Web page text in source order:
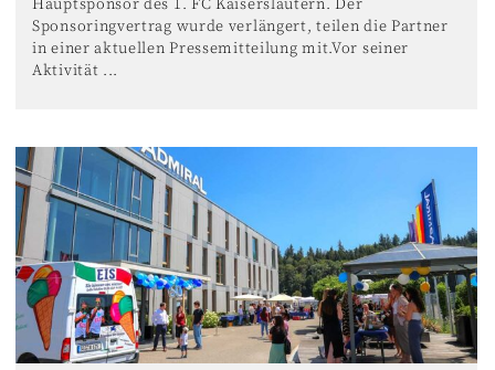
Hauptsponsor des 1. FC Kaiserslautern. Der
Sponsoringvertrag wurde verlängert, teilen die Partner
in einer aktuellen Pressemitteilung mit.Vor seiner
Aktivität ...